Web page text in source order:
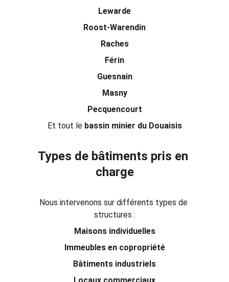
Lewarde
Roost-Warendin
Raches
Férin
Guesnain
Masny
Pecquencourt
Et tout le bassin minier du Douaisis
Types de bâtiments pris en
charge
Nous intervenons sur différents types de
structures :
Maisons individuelles
Immeubles en copropriété
Bâtiments industriels